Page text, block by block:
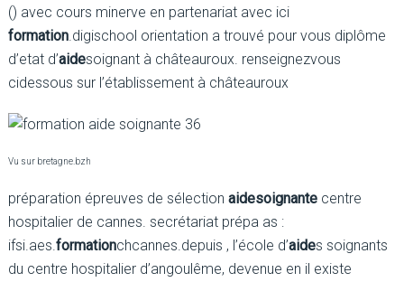
() avec cours minerve en partenariat avec ici
formation.digischool orientation a trouvé pour vous diplôme
d’etat d’aidesoignant à châteauroux. renseignezvous
cidessous sur l’établissement à châteauroux
Vu sur bretagne.bzh
préparation épreuves de sélection aidesoignantecentre
hospitalier de cannes. secrétariat prépa as :
ifsi.aes.formationchcannes.depuis , l’école d’aides soignants
du centre hospitalier d’angoulême, devenue en il existe